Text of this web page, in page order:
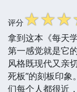
评分☆☆☆
拿到这本《每天
第一感觉就是它
风格既现代又亲
死板”的刻板印
们每个人都很近